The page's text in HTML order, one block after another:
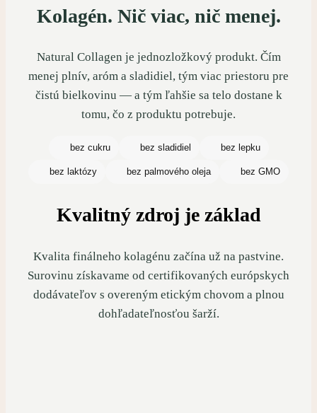
Kolagén. Nič viac, nič menej.
Natural Collagen je jednozložkový produkt. Čím
menej plnív, aróm a sladidiel, tým viac priestoru pre
čistú bielkovinu — a tým ľahšie sa telo dostane k
tomu, čo z produktu potrebuje.
bez cukru bez sladidiel bez lepku
bez laktózy bez palmového oleja bez GMO
Kvalitný zdroj je základ
Kvalita finálneho kolagénu začína už na pastvine.
Surovinu získavame od certifikovaných európskych
dodávateľov s overeným etickým chovom a plnou
dohľadateľnosťou šarží.